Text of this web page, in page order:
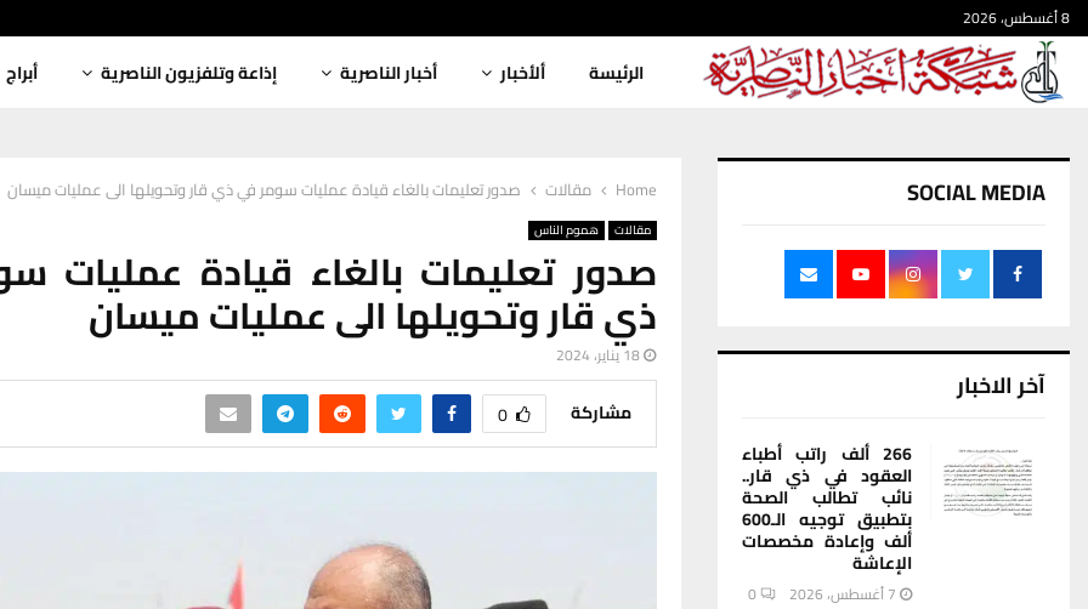
8 أغسطس، 2026
الرئيسة ألأخبار أخبار الناصرية إذاعة وتلفزيون الناصرية أبراج
Home مقالات صدور تعليمات بالغاء قيادة عمليات سومر في ذي قار وتحويلها الى عمليات ميسان
مقالات هموم الناس
صدور تعليمات بالغاء قيادة عمليات
ذي قار وتحويلها الى عمليات ميسان
18 يناير، 2024
مشاركة 0
SOCIAL MEDIA
آخر الاخبار
266 ألف راتب أطباء
العقود في ذي قار..
نائب تطالب الصحة
بتطبيق توجيه الـ600
ألف وإعادة مخصصات
الإعاشة
7 أغسطس، 2026 0